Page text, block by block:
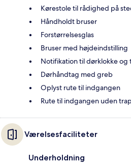
Kørestole til rådighed på
Håndholdt bruser
Forstørrelsesglas
Bruser med højdeindstilling
Notifikation til dørklokke og
Dørhåndtag med greb
Oplyst rute til indgangen
Rute til indgangen uden
Værelsesfaciliteter
Underholdning